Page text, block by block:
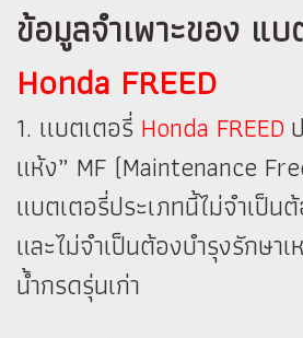
ข้อมูลจำเพาะของ แบ
Honda FREED
1. เเบตเตอรี่ Honda FREED
แห้ง” MF (Maintenance
แบตเตอรี่ประเภทนี้ไม่จำเป็น
และไม่จำเป็นต้องบำรุงรักษา
น้ำกรดรุ่นเก่า